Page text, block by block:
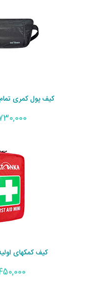
کیف پول کمری
3,730,000
کیف کمکهای
4,450,000